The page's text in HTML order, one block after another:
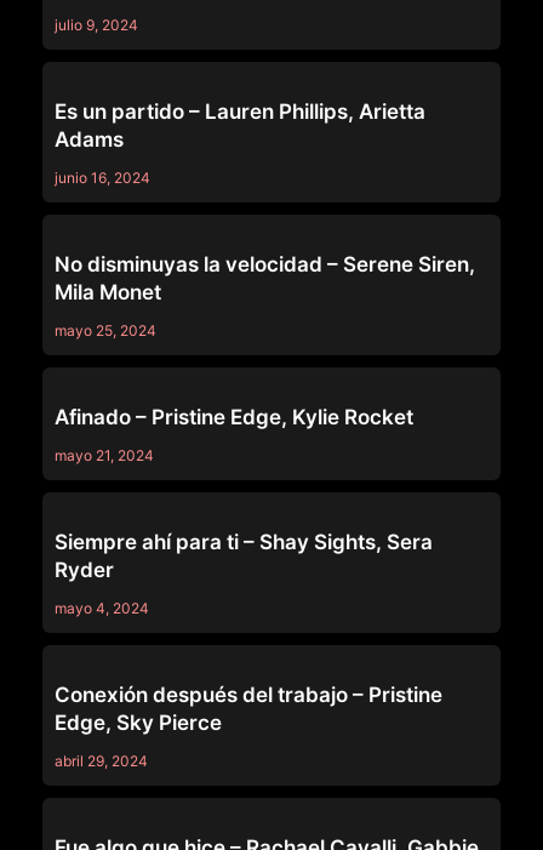
julio 9, 2024
Es un partido – Lauren Phillips, Arietta
Adams
junio 16, 2024
No disminuyas la velocidad – Serene Siren,
Mila Monet
mayo 25, 2024
Afinado – Pristine Edge, Kylie Rocket
mayo 21, 2024
Siempre ahí para ti – Shay Sights, Sera
Ryder
mayo 4, 2024
Conexión después del trabajo – Pristine
Edge, Sky Pierce
abril 29, 2024